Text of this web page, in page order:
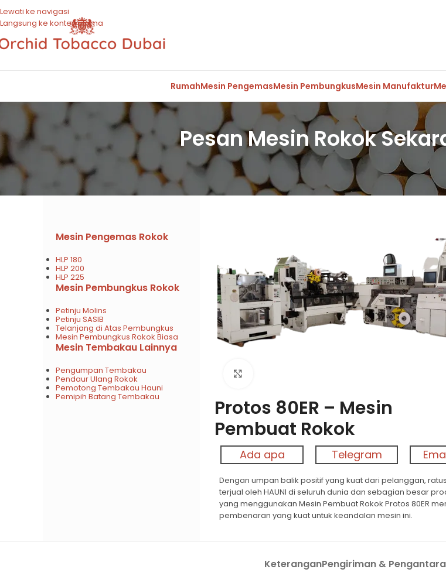
Lewati ke navigasi
Langsung ke konten utama
RumahMesin PengemasMesin PembungkusMesin Manufaktur
Pesan Mesin Rokok
Mesin Pengemas Rokok
HLP 180
HLP 200
HLP 225
Mesin Pembungkus Rokok
Petinju Molins
Petinju SASIB
Telanjang di Atas Pembungkus
Mesin Pembungkus Rokok Biasa
Mesin Tembakau Lainnya
Pengumpan Tembakau
Pendaur Ulang Rokok
Pemotong Tembakau Hauni
Pemipih Batang Tembakau
Protos 80ER – Mesin
Pembuat Rokok
Ada apa Telegram
Dengan umpan balik positif yang kuat dari pelanggan,
terjual oleh HAUNI di seluruh dunia dan sebagian besar
yang menggunakan Mesin Pembuat Rokok Protos 80ER
pembenaran yang kuat untuk keandalan mesin ini.
KeteranganPengiriman &